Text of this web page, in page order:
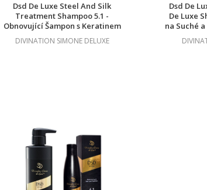
Dsd De Luxe Steel And Silk
Treatment Shampoo 5.1 -
Obnovující Šampon s Keratinem
Ocel a Hedvábí 500 ml
DIVINATION SIMONE DELUXE
Dsd De
De Luxe
na Suché